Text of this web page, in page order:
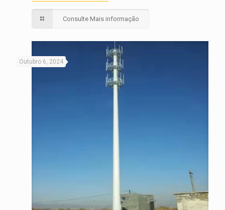
Consulte Mais informação
Outubro 6, 2024